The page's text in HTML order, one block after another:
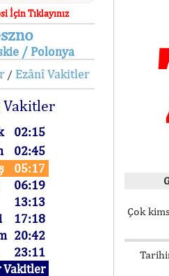
İçin Tıklayınız
/ Polonya
/ Ezânî Vakitler
Vakitler
02:15
02:45
05:17
06:19
13:13
17:18
20:42
23:11
Vakitler
Çok